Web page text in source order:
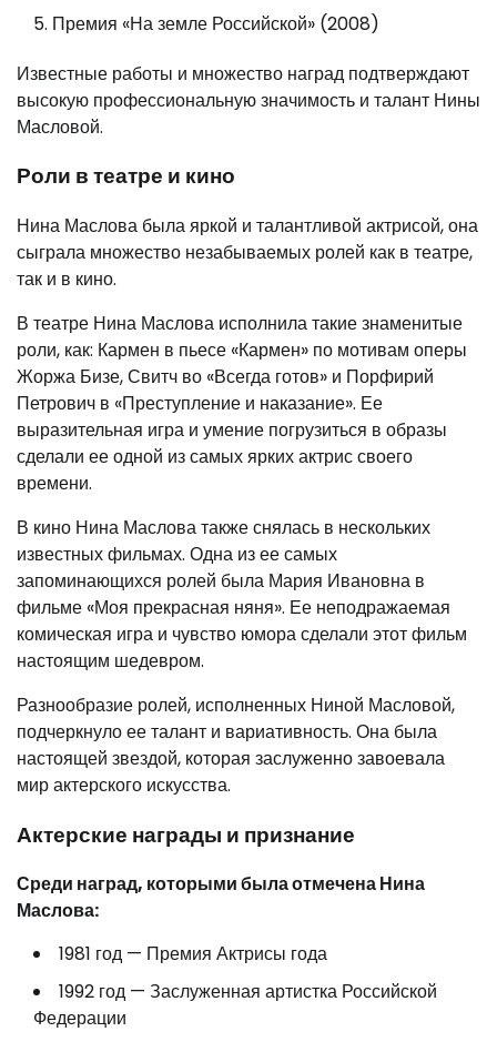
Премия «На земле Российской» (2008)
Известные работы и множество наград подтверждают
высокую профессиональную значимость и талант Нины
Масловой.
Роли в театре и кино
Нина Маслова была яркой и талантливой актрисой, она
сыграла множество незабываемых ролей как в театре,
так и в кино.
В театре Нина Маслова исполнила такие знаменитые
роли, как: Кармен в пьесе «Кармен» по мотивам оперы
Жоржа Бизе, Свитч во «Всегда готов» и Порфирий
Петрович в «Преступление и наказание». Ее
выразительная игра и умение погрузиться в образы
сделали ее одной из самых ярких актрис своего
времени.
В кино Нина Маслова также снялась в нескольких
известных фильмах. Одна из ее самых
запоминающихся ролей была Мария Ивановна в
фильме «Моя прекрасная няня». Ее неподражаемая
комическая игра и чувство юмора сделали этот фильм
настоящим шедевром.
Разнообразие ролей, исполненных Ниной Масловой,
подчеркнуло ее талант и вариативность. Она была
настоящей звездой, которая заслуженно завоевала
мир актерского искусства.
Актерские награды и признание
Среди наград, которыми была отмечена Нина
Маслова:
1981 год — Премия Актрисы года
1992 год — Заслуженная артистка Российской
Федерации